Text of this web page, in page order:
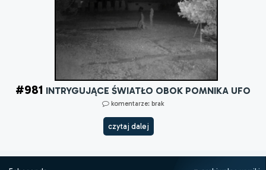
#981 INTRYGUJĄCE ŚWIATŁO OBOK POMNIKA UFO
komentarze: brak
czytaj dalej